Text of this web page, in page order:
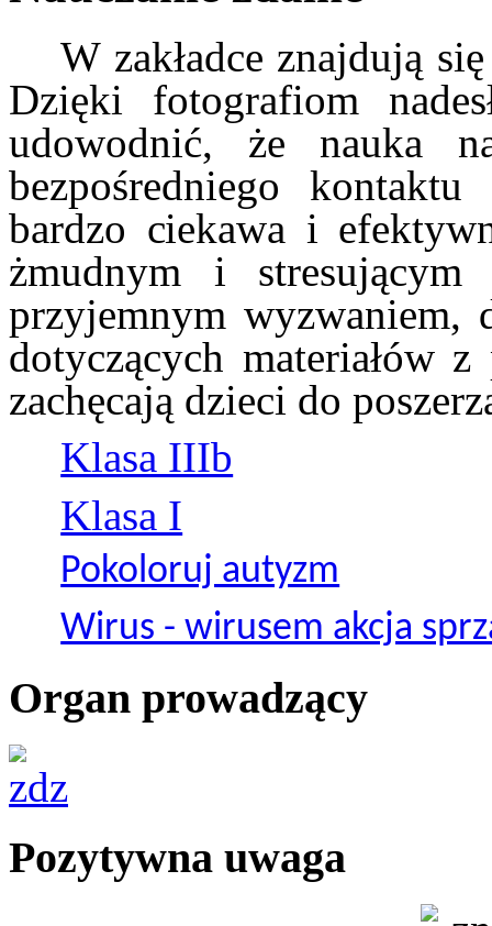
W zakładce znajdują
Dzięki fotografiom
udowodnić, że nauka
bezpośredniego
bardzo ciekawa i
żmudnym i
przyjemnym wyzwaniem,
dotyczących materiałów
zachęcają dzieci do
Klasa IIIb
Klasa I
Pokoloruj autyzm
Wirus - wirusem akcja
Organ prowadzący
Pozytywna uwaga